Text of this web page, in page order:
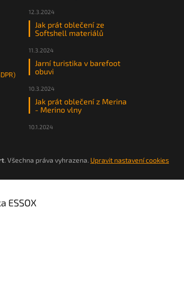
12.3.2024
Jak prát oblečení ze
Softshell materiálů
11.3.2024
Jarní turistika v barefoot
obuvi
10.3.2024
Jak prát oblečení z Merina
- Merino vlny
10.1.2024
. Všechna práva vyhrazena. Upravit nastavení cookies
ESSOX